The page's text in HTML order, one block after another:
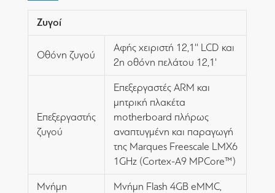
Ζυγοί
Οθόνη ζυγού
Αφής χειριστή 12,1'' LCD και
2η οθόνη πελάτου 12,1'
Επεξεργαστής
ζυγού
Επεξεργαστές ARM και
μητρική πλακέτα
motherboard πλήρως
αναπτυγμένη και παραγωγή
της Marques Freescale LMX6
1GHz (Cortex-A9 MPCore™)
Μνήμη
Μνήμη Flash 4GB eMMC,